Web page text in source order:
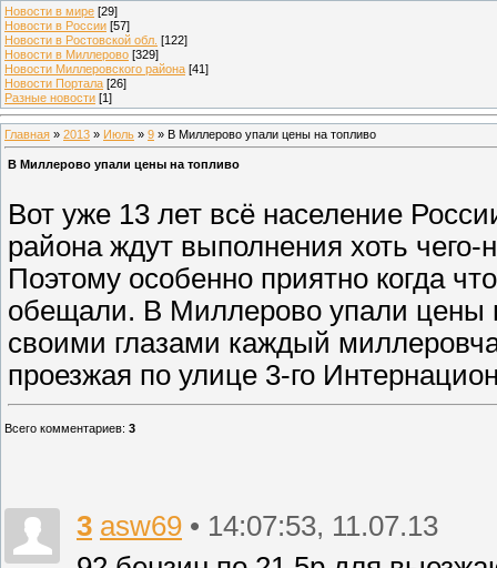
Новости в мире [29]
Новости в России [57]
Новости в Ростовской обл. [122]
Новости в Миллерово [329]
Новости Миллеровского района [41]
Новости Портала [26]
Разные новости [1]
Главная » 2013 » Июль » 9 » В Миллерово упали цены на топливо
В Миллерово упали цены на топливо
Вот уже 13 лет всё население
района ждут выполнения хоть чего-
Поэтому особенно приятно когда
обещали. В Миллерово упали цены
своими глазами каждый
проезжая по улице 3-го
Всего комментариев: 3
3 asw69 • 14:07:53, 11.07.13